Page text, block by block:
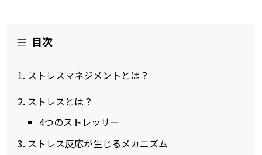
目次
ストレスマネジメントとは？
ストレスとは？
4つのストレッサー
ストレス反応が生じるメカニズム